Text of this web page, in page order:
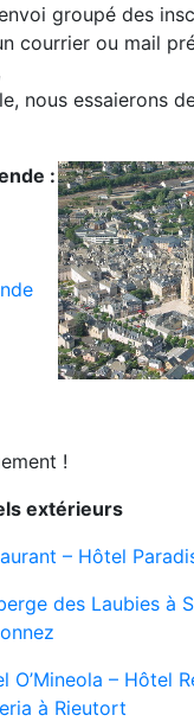
groupé des
courrier ou mail
nous essaierons
:
!
extérieurs
– Hôtel
des Laubies à
O’Mineola – Hôtel
à Rieutort